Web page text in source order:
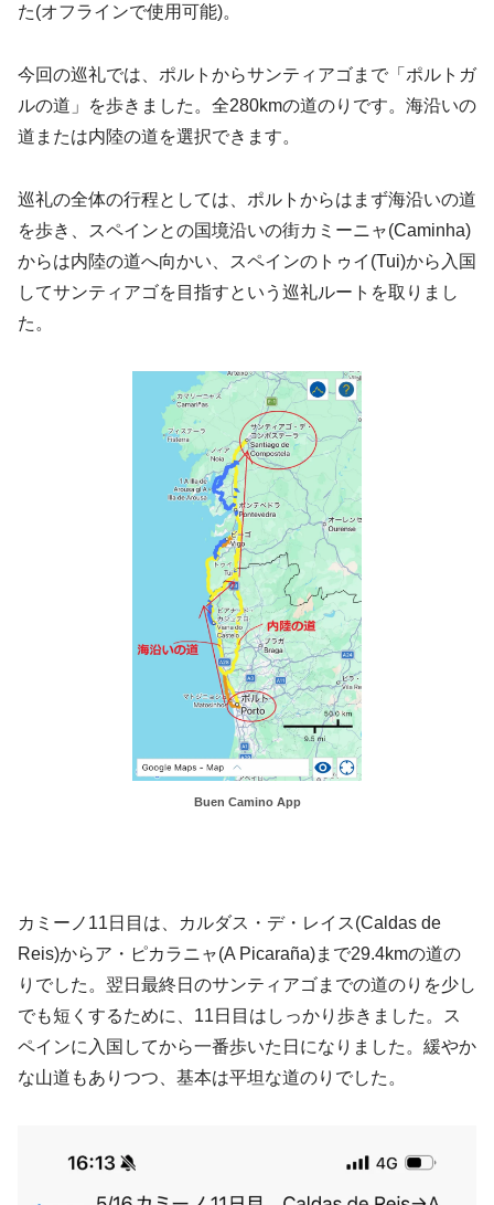
た(オフラインで使用可能)。
今回の巡礼では、ポルトからサンティアゴまで「ポルトガ
ルの道」を歩きました。全280kmの道のりです。海沿いの
道または内陸の道を選択できます。
巡礼の全体の行程としては、ポルトからはまず海沿いの道
を歩き、スペインとの国境沿いの街カミーニャ(Caminha)
からは内陸の道へ向かい、スペインのトゥイ(Tui)から入国
してサンティアゴを目指すという巡礼ルートを取りまし
た。
Buen Camino App
カミーノ11日目は、カルダス・デ・レイス(Caldas de
Reis)からア・ピカラニャ(A Picaraña)まで29.4kmの道の
りでした。翌日最終日のサンティアゴまでの道のりを少し
でも短くするために、11日目はしっかり歩きました。ス
ペインに入国してから一番歩いた日になりました。緩やか
な山道もありつつ、基本は平坦な道のりでした。